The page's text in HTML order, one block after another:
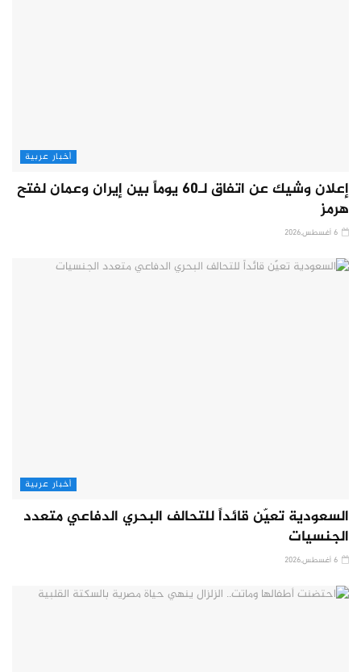
أخبار عربية
إعلان وشيك عن اتفاق لـ60 يوماً بين إيران وعمان لفتح
هرمز
أخبار عربية
السعودية تعيّن قائداً للتحالف البحري الدفاعي متعدد
الجنسيات